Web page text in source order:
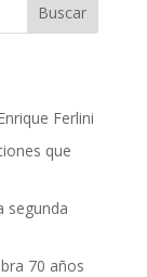
Buscar
Ferlini
que
segunda
70 años